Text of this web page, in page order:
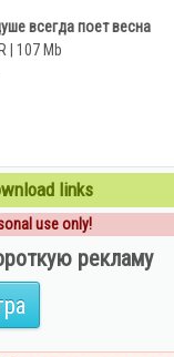
всегда поет весна
| 107 Mb
links
use only!
рекламу